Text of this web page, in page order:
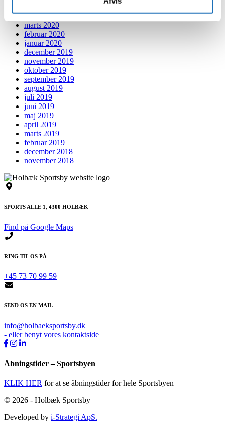
april 2020
marts 2020
februar 2020
januar 2020
december 2019
november 2019
oktober 2019
september 2019
august 2019
juli 2019
juni 2019
maj 2019
april 2019
marts 2019
februar 2019
december 2018
november 2018
SPORTS ALLE 1, 4300 HOLBÆK
Find på Google Maps
RING TIL OS PÅ
+45 73 70 99 59
SEND OS EN MAIL
info@holbaeksportsby.dk
- eller benyt vores kontaktside
Åbningstider – Sportsbyen
KLIK HER for at se åbningstider for hele Sportsbyen
© 2026 - Holbæk Sportsby
Developed by i-Strategi ApS.